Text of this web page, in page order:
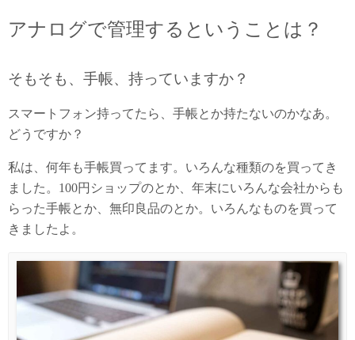
アナログで管理するということは？
そもそも、手帳、持っていますか？
スマートフォン持ってたら、手帳とか持たないのかなあ。
どうですか？
私は、何年も手帳買ってます。いろんな種類のを買ってき
ました。100円ショップのとか、年末にいろんな会社からも
らった手帳とか、無印良品のとか。いろんなものを買って
きましたよ。